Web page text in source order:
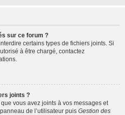
sur ce forum ?
certains types de fichiers joints. Si
à être chargé, contactez
joints ?
vous avez joints à vos messages et
de l’utilisateur puis Gestion des